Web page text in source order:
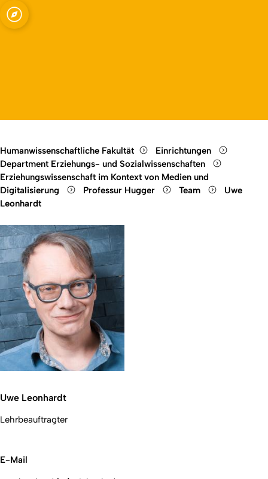
und
Open quicklink menu
Humanwissenschaftliche Fakultät
Einrichtungen
Department Erziehungs- und Sozialwissenschaften
Erziehungswissenschaft im Kontext von Medien und
Digitalisierung
Professur Hugger Team
Uwe
Leonhardt
Uwe Leonhardt
Lehrbeauftragter
E-Mail